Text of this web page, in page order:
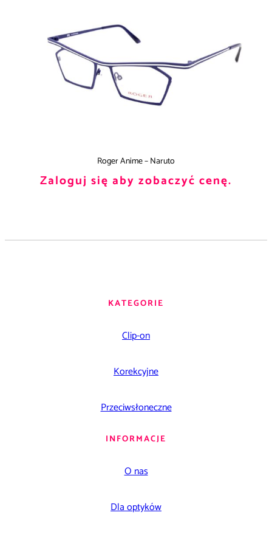
Roger Anime – Naruto
Zaloguj się aby zobaczyć cenę.
KATEGORIE
Clip-on
Korekcyjne
Przeciwsłoneczne
INFORMACJE
O nas
Dla optyków